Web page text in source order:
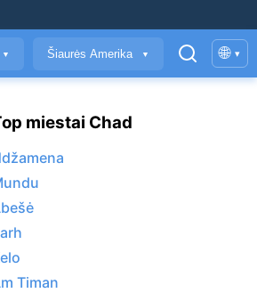
▼ Šiaurės Amerika ▼ 🌐 ▾
miestai Chad
Timan